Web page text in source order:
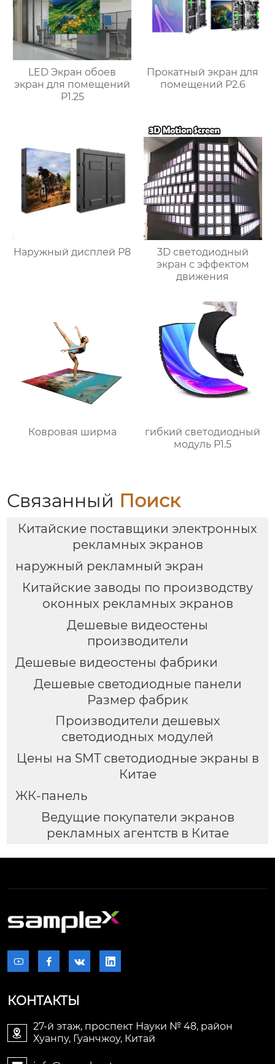
LED Экран обоев
экран для помещений
P1.25
Прокатный экран для
помещений P2.6
Наружный дисплей P8
3D светодиодный
экран с эффектом
движения
Ковровая ширма
гибкий светодиодный
модуль P1.5
Связанный Поиск
Китайские поставщики электронных
рекламных экранов
наружный рекламный экран
Китайские заводы по производству
оконных рекламных экранов
Дешевые видеостены
производители
Дешевые видеостены фабрики
Дешевые светодиодные панели
Размер фабрик
Производители дешевых
светодиодных модулей
Цены на SMT светодиодные экраны в
Китае
ЖК-панель
Ведущие покупатели экранов
рекламных агентств в Китае
   
КОНТАКТЫ

27-й этаж, проспект Науки № 48, район
Хуанпу, Гуанчжоу, Китай